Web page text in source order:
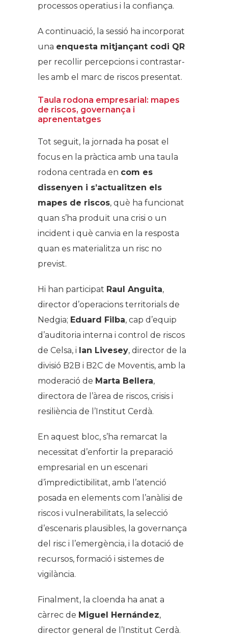
processos operatius i la confiança.
A continuació, la sessió ha incorporat
una enquesta mitjançant codi QR
per recollir percepcions i contrastar-
les amb el marc de riscos presentat.
Taula rodona empresarial: mapes
de riscos, governança i
aprenentatges
Tot seguit, la jornada ha posat el
focus en la pràctica amb una taula
rodona centrada en com es
dissenyen i s’actualitzen els
mapes de riscos, què ha funcionat
quan s’ha produït una crisi o un
incident i què canvia en la resposta
quan es materialitza un risc no
previst.
Hi han participat Raul Anguita,
director d’operacions territorials de
Nedgia; Eduard Filba, cap d’equip
d’auditoria interna i control de riscos
de Celsa, i Ian Livesey, director de la
divisió B2B i B2C de Moventis, amb la
moderació de Marta Bellera,
directora de l’àrea de riscos, crisis i
resiliència de l’Institut Cerdà.
En aquest bloc, s’ha remarcat la
necessitat d’enfortir la preparació
empresarial en un escenari
d’impredictibilitat, amb l’atenció
posada en elements com l’anàlisi de
riscos i vulnerabilitats, la selecció
d’escenaris plausibles, la governança
del risc i l’emergència, i la dotació de
recursos, formació i sistemes de
vigilància.
Finalment, la cloenda ha anat a
càrrec de Miguel Hernández,
director general de l’Institut Cerdà.